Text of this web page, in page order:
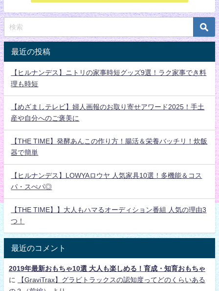
最近の投稿
【ヒルナンデス】ニトリの家事時短グッズ9選！ラク家事でき料
理も時短
【めざましテレビ】婦人画報のお取り寄せアワード2025！手土
産や自分へのご褒美に
【THE TIME】発酵あんこの作り方！腸活＆栄養バッチリ！炊飯
器で簡単
【ヒルナンデス】LOWYAロウヤ 人気家具10選！多機能＆コス
パ・スぺパ◎
【THE TIME】】大人もハマるオーディション番組 人気の理由3
つ！
最近のコメント
2019年最新おもちゃ10選 大人も楽しめる！育成・知育おもちゃ
に
【GraviTrax】グラビトラックスの認知度ってどのくらいある